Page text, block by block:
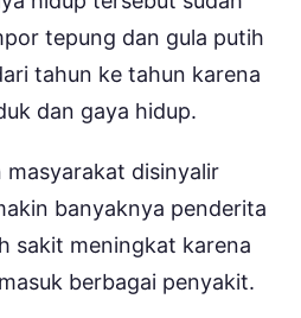
tepung dan gula putih
tahun ke tahun karena
dan gaya hidup.
masyarakat disinyalir
banyaknya penderita
sakit meningkat karena
berbagai penyakit.